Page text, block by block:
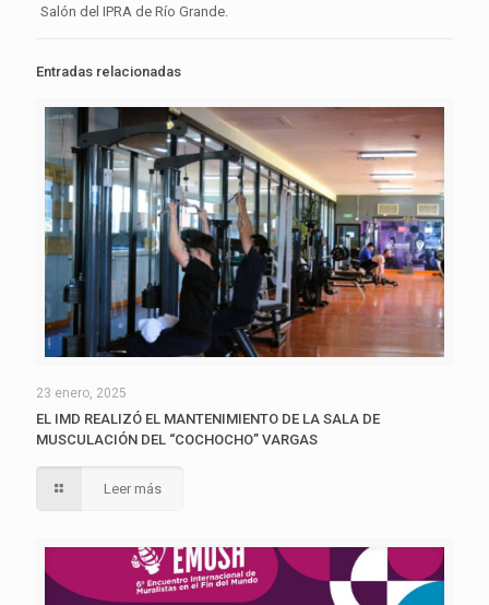
Salón del IPRA de Río Grande.
Entradas relacionadas
23 enero, 2025
EL IMD REALIZÓ EL MANTENIMIENTO DE LA SALA DE
MUSCULACIÓN DEL “COCHOCHO” VARGAS
Leer más